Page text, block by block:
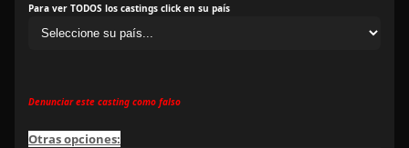
Para ver TODOS los castings click en su país
Denunciar este casting como falso
Otras opciones: